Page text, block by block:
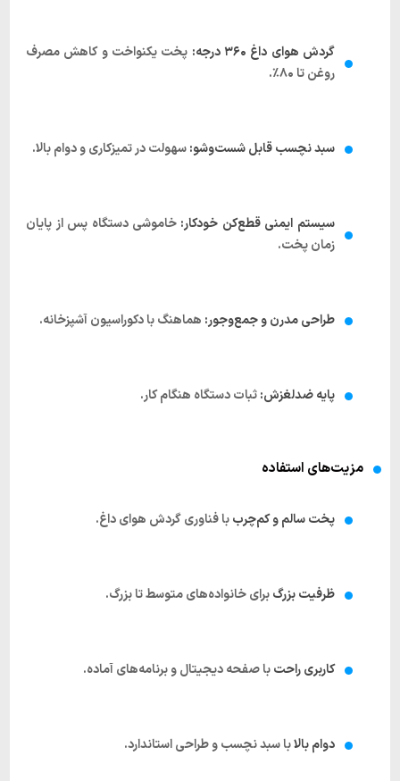
گردش هوای داغ ۳۶۰ درجه:
پخت یکنواخت و کاهش مصرف
روغن تا ۸۰٪.
سبد نچسب قابل شست‌وشو:سهولت در تمیزکاری و دوام بالا.
سیستم ایمنی قطع‌کن خودکار: خاموشی دستگاه پس از پایان
زمان پخت.
طراحی مدرن و جمع‌وجور: هماهنگ با دکوراسیون آشپزخانه.
پایه ضدلغزش:ثبات دستگاه هنگام کار.
مزیت‌های استفاده
پخت سالم و کم‌چرببا فناوری گردش هوای داغ.
ظرفیت بزرگبرای خانواده‌های متوسط تا بزرگ.
کاربری راحتبا صفحه دیجیتال و برنامه‌های آماده.
دوام بالابا سبد نچسب و طراحی استاندارد.